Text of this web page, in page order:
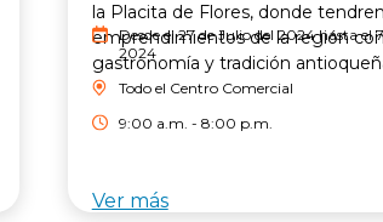
la Placita de Flores, donde
emprendimientos de la región
gastronomía y tradición
Desde el 27 de Julio del 2024 hasta el
2024
Todo el Centro Comercial
9:00 a.m. - 8:00 p.m.
Ver más